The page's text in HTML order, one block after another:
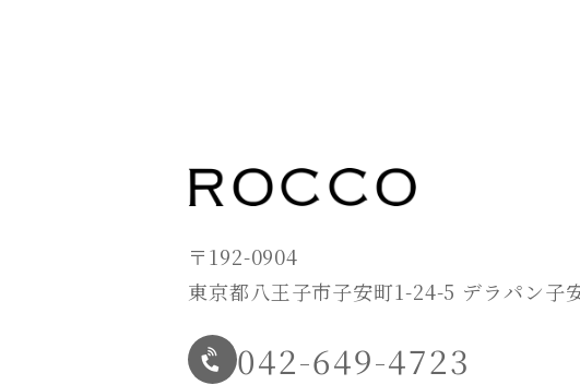
〒192-0904
東京都八王子市子安町1-24-5 デラパン子
042-649-4723